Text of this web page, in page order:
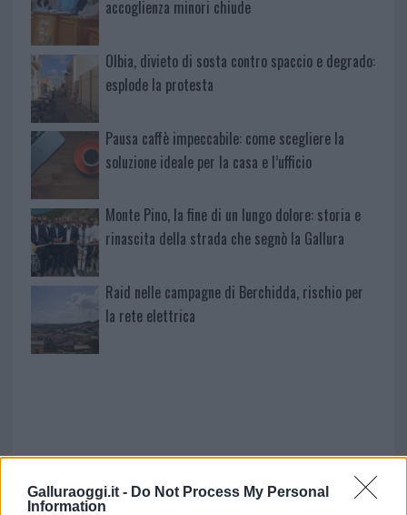
Galluraoggi.it - Do Not Process My Personal
Information
accoglienza minori chiude
Olbia, divieto di sosta contro spaccio e degrado:
esplode la protesta
Pausa caffè impeccabile: come scegliere la
soluzione ideale per la casa e l’ufficio
Monte Pino, la fine di un lungo dolore: storia e
rinascita della strada che segnò la Gallura
Raid nelle campagne di Berchidda, rischio per
la rete elettrica